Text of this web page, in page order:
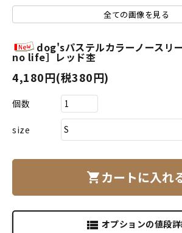
全ての画像を見る
dog'sパステルカラーノースリ
no life］レッド杢
4,180円(税380円)
個数
size
shopping_cart カートに入れ
view_list オプションの値段